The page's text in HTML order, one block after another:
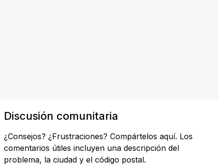
Discusión comunitaria
¿Consejos? ¿Frustraciones? Compártelos aquí. Los
comentarios útiles incluyen una descripción del
problema, la ciudad y el código postal.